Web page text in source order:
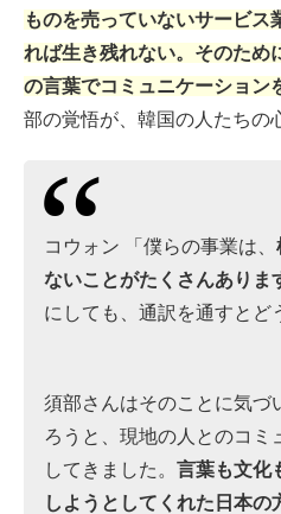
ものを売っていないサービス
れば生き残れない。そのため
の言葉でコミュニケーション
部の覚悟が、韓国の人たちの
コウォン 「僕らの事業は、
ないことがたくさんありま
にしても、通訳を通すとど
須部さんはそのことに気づ
ろうと、現地の人とのコミ
してきました。 言葉も文化
しようとしてくれた日本の